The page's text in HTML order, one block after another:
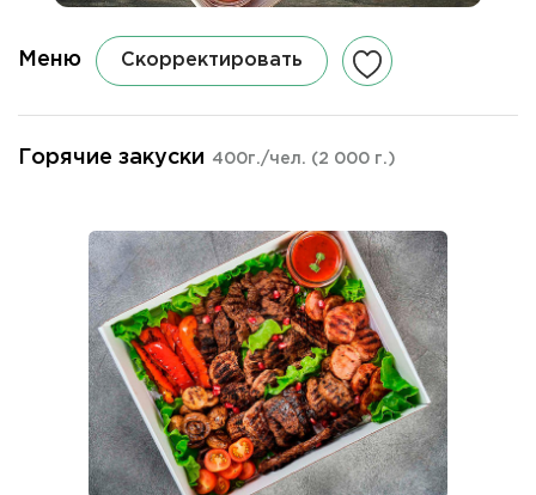
Меню Скорректировать
Горячие закуски 400г./чел. (2 000 г.)